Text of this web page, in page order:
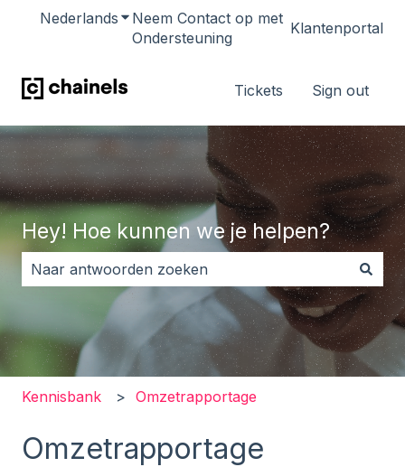
Nederlands Submenu tonen voor vertalingen
Neem Contact op met
Ondersteuning
Klantenportal
Tickets Sign out
Hey! Hoe kunnen we je helpen?
Er zijn geen suggesties want het zoekveld is leeg.
Kennisbank Omzetrapportage
Omzetrapportage